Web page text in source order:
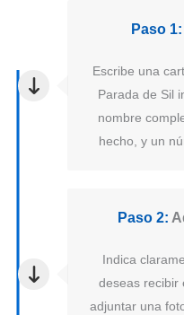
Paso 1:
Escribe una
Parada de Sil
nombre
hecho, y un
Paso 2:
Indica
deseas recibir
adjuntar una